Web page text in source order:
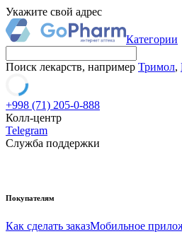
Укажите свой адрес
Категории
Поиск лекарств, например Тримол,
+998 (71) 205-0-888
Колл-центр
Telegram
Служба поддержки
Покупателям
Как сделать заказМобильное